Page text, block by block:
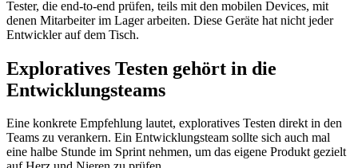
Tester, die end-to-end prüfen, teils mit den mobilen Devices, mit
denen Mitarbeiter im Lager arbeiten. Diese Geräte hat nicht jeder
Entwickler auf dem Tisch.
Exploratives Testen gehört in die
Entwicklungsteams
Eine konkrete Empfehlung lautet, exploratives Testen direkt in den
Teams zu verankern. Ein Entwicklungsteam sollte sich auch mal
eine halbe Stunde im Sprint nehmen, um das eigene Produkt gezielt